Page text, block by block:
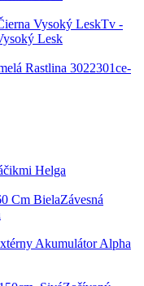
Tv -
Lesk
Rastlina 3022301ce-
Helga
Závesná
Akumulátor Alpha